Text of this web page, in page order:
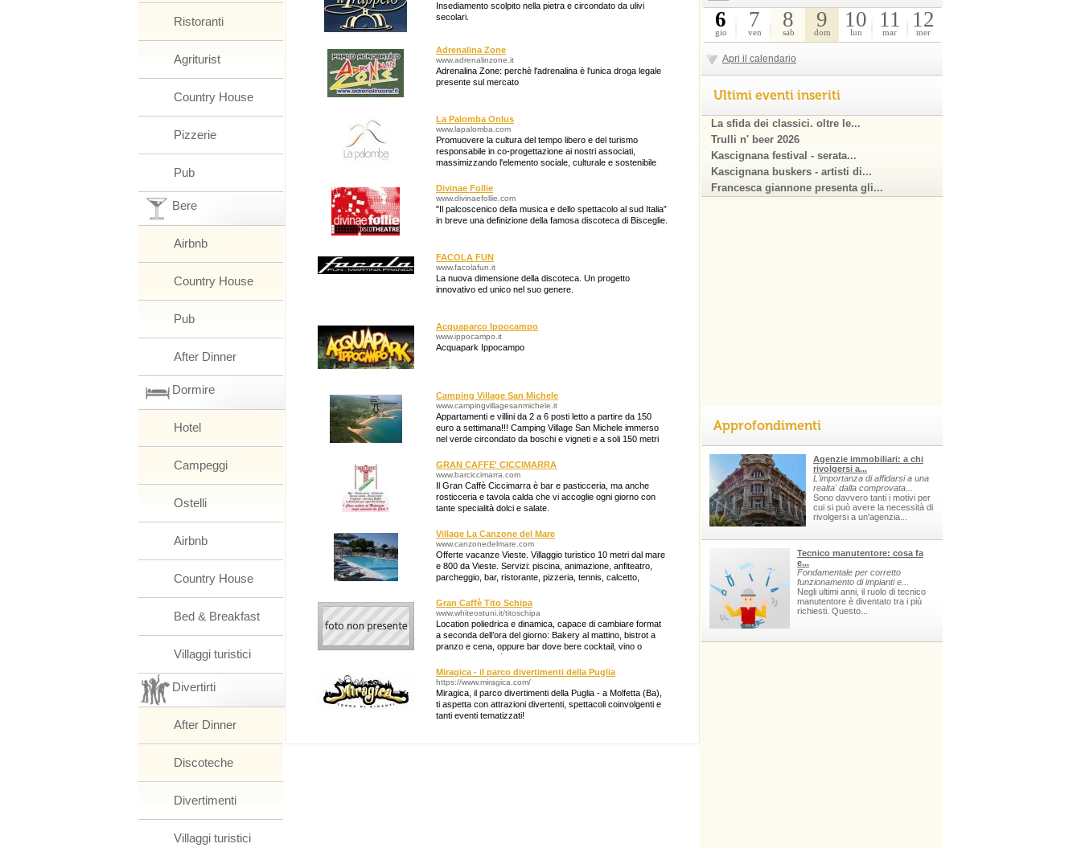
Insediamento scolpito nella pietra e circondato da ulivi
secolari.
Adrenalina Zone
www.adrenalinzone.it
Adrenalina Zone: perchè l'adrenalina è l'unica droga legale
presente sul mercato
La Palomba Onlus
www.lapalomba.com
Promuovere la cultura del tempo libero e del turismo
responsabile in co-progettazione ai nostri associati,
massimizzando l'elemento sociale, culturale e sostenibile
Divinae Follie
www.divinaefollie.com
"Il palcoscenico della musica e dello spettacolo al sud Italia”
in breve una definizione della famosa discoteca di Bisceglie.
FACOLA FUN
www.facolafun.it
La nuova dimensione della discoteca. Un progetto
innovativo ed unico nel suo genere.
Acquaparco Ippocampo
www.ippocampo.it
Acquapark Ippocampo
Camping Village San Michele
www.campingvillagesanmichele.it
Appartamenti e villini da 2 a 6 posti letto a partire da 150
euro a settimana!!! Camping Village San Michele immerso
nel verde circondato da boschi e vigneti e a soli 150 metri
GRAN CAFFE' CICCIMARRA
www.barciccimarra.com
Il Gran Caffè Ciccimarra è bar e pasticceria, ma anche
rosticceria e tavola calda che vi accoglie ogni giorno con
tante specialità dolci e salate.
Village La Canzone del Mare
www.canzonedelmare.com
Offerte vacanze Vieste. Villaggio turistico 10 metri dal mare
e 800 da Vieste. Servizi: piscina, animazione, anfiteatro,
parcheggio, bar, ristorante, pizzeria, tennis, calcetto,
Gran Caffè Tito Schipa
www.whiteostuni.it/titoschipa
Location poliedrica e dinamica, capace di cambiare format
a seconda dell’ora del giorno: Bakery al mattino, bistrot a
pranzo e cena, oppure bar dove bere cocktail, vino o
semplicemente tè.
Miragica - il parco divertimenti della Puglia
https://www.miragica.com/
Miragica, il parco divertimenti della Puglia - a Molfetta (Ba),
ti aspetta con attrazioni divertenti, spettacoli coinvolgenti e
tanti eventi tematizzati!
Ristoranti
Agriturist
Country House
Pizzerie
Pub
Bere
Airbnb
Country House
Pub
After Dinner
Dormire
Hotel
Campeggi
Ostelli
Airbnb
Country House
Bed & Breakfast
Villaggi turistici
Divertirti
After Dinner
Discoteche
Divertimenti
Villaggi turistici
6
gio
7
ven
8
sab
9
dom
10
lun
11
mar
12
mer
Apri il calendario
Ultimi eventi inseriti
La sfida dei classici. oltre le...
Trulli n' beer 2026
Kascignana festival - serata...
Kascignana buskers - artisti di...
Francesca giannone presenta gli...
Approfondimenti
Agenzie immobiliari: a chi
rivolgersi a...
L'importanza di affidarsi a una
realta' dalla comprovata...
Sono davvero tanti i motivi per
cui si può avere la necessità di
rivolgersi a un'agenzia...
Tecnico manutentore: cosa fa
e...
Fondamentale per corretto
funzionamento di impianti e...
Negli ultimi anni, il ruolo di tecnico
manutentore è diventato tra i più
richiesti. Questo...